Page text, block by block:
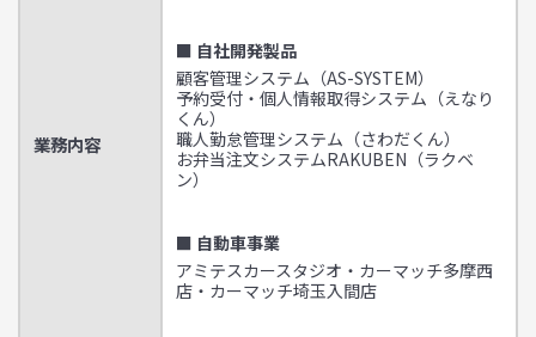
業務内容
■ 自社開発製品
顧客管理システム（AS-SYSTEM）
予約受付・個人情報取得システム（えなり
くん）
職人勤怠管理システム（さわだくん）
お弁当注文システムRAKUBEN（ラクベ
ン）
■ 自動車事業
アミテスカースタジオ・カーマッチ多摩西
店・カーマッチ埼玉入間店